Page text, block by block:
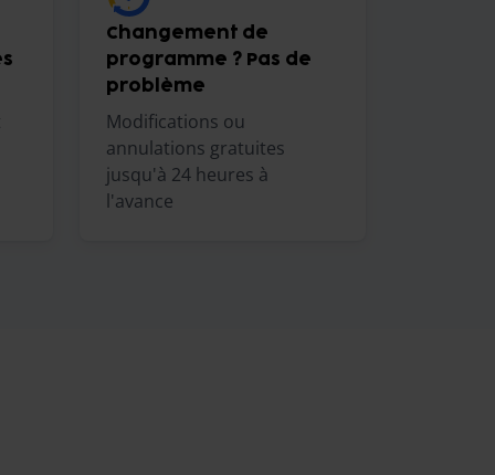
Changement de
programme ? Pas de
problème
Modifications ou
annulations gratuites
jusqu'à 24 heures à
l'avance